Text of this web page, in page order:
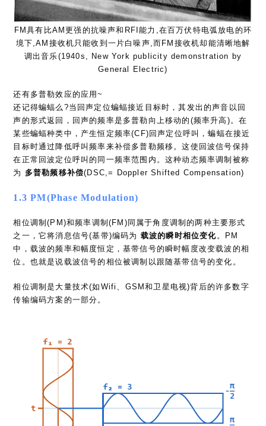
FM具有比AM更强的抗噪声和RFI能力,在百万伏特电弧放电的环
境下,AM接收机只能收到一片白噪声,而FM接收机却能清晰地解
调出音乐(1940s, New York publicity demonstration by
General Electric)
还有多普勒效应的应用~
还记得蝙蝠么?当回声定位蝙蝠接近目标时，其发出的声音以回
声的形式返回，回声的频率是多普勒向上移动的(频率升高)。在
某些蝙蝠种类中，产生恒定频率(CF)回声定位呼叫，蝙蝠在接近
目标时通过降低呼叫频率来补偿多普勒频移。这使回波信号保持
在正常回波定位呼叫的同一频率范围内。这种动态频率调制被称
为 多普勒频移补偿(DSC,= Doppler Shifted Compensation)
1.3 PM(Phase Modulation)
相位调制(PM)和频率调制(FM)同属于角度调制的两种主要形式
之一，它将消息信号(基带)编码为 载波的瞬时相位变化 。PM
中，载波的频率和幅度恒定，基带信号的瞬时幅度改变载波的相
位。也就是说载波信号的相位被调制以跟随基带信号的变化。
相位调制是大量技术(如Wifi、GSM和卫星电视)背后的许多数字
传输编码方案的一部分。